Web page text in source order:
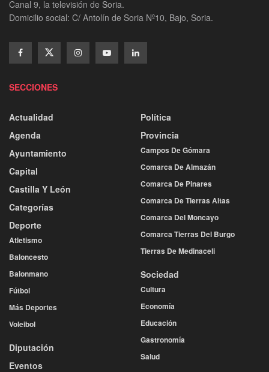
Canal 9, la televisión de Soria.
Domicilio social: C/ Antolín de Soria Nº10, Bajo, Soria.
SECCIONES
Actualidad
Agenda
Ayuntamiento
Capital
Castilla Y León
Categorías
Deporte
Atletismo
Baloncesto
Balonmano
Fútbol
Más Deportes
Voleibol
Diputación
Eventos
Política
Provincia
Campos De Gómara
Comarca De Almazán
Comarca De Pinares
Comarca De Tierras Altas
Comarca Del Moncayo
Comarca Tierras Del Burgo
Tierras De Medinaceli
Sociedad
Cultura
Economía
Educación
Gastronomía
Salud